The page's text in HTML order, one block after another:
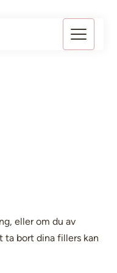
eller om du av
ta bort dina fillers kan